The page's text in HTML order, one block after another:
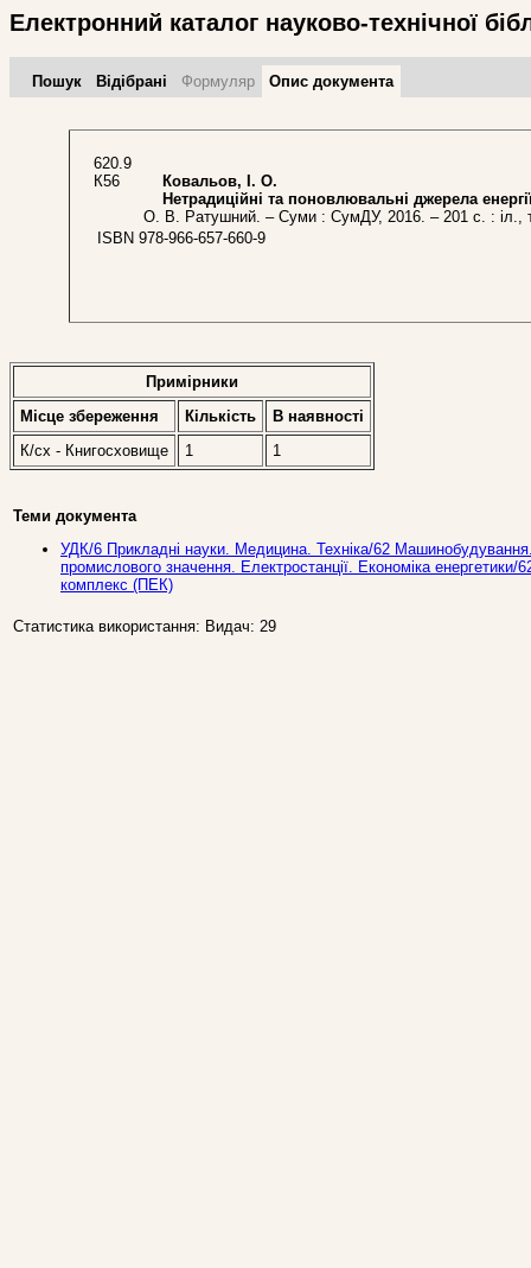
Електронний каталог науково-технічної
Пошук Відібрані Формуляр Опис документа
620.9
К56
Ковальов, І. О.
Нетрадиційні та поновлювальні джерела
О. В. Ратушний. – Суми : СумДУ, 2016. – 201 с. : іл.,
ISBN 978-966-657-660-9
Примірники
Місце збереження
Кількість
В наявностi
К/сх - Книгосховище
1 1
Теми документа
УДК/6 Прикладнi науки. Медицина. Техніка/62
промислового значення. Електростанції. Економіка
комплекс (ПЕК)
Статистика використання: Видач: 29